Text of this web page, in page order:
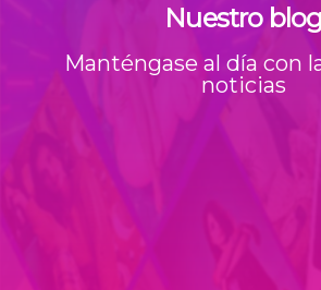
Nuestro blog
Manténgase al día con
noticias